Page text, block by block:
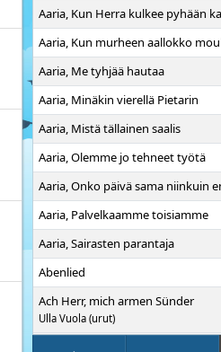
Aaria, Kun Herra kulkee pyhään
Aaria, Kun murheen aallokko
Aaria, Me tyhjää hautaa
Aaria, Minäkin vierellä Pietarin
Aaria, Mistä tällainen saalis
Aaria, Olemme jo tehneet työtä
Aaria, Onko päivä sama niinkuin
Aaria, Palvelkaamme toisiamme
Aaria, Sairasten parantaja
Abenlied
Ach Herr, mich armen Sünder
Ulla Vuola (urut)